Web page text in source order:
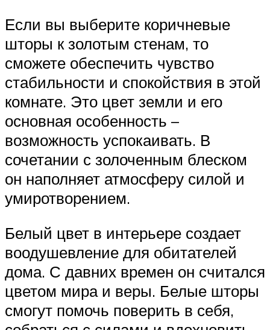
Если вы выберите коричневые
шторы к золотым стенам, то
сможете обеспечить чувство
стабильности и спокойствия в этой
комнате. Это цвет земли и его
основная особенность –
возможность успокаивать. В
сочетании с золоченным блеском
он наполняет атмосферу силой и
умиротворением.
Белый цвет в интерьере создает
воодушевление для обитателей
дома. С давних времен он считался
цветом мира и веры. Белые шторы
смогут помочь поверить в себя,